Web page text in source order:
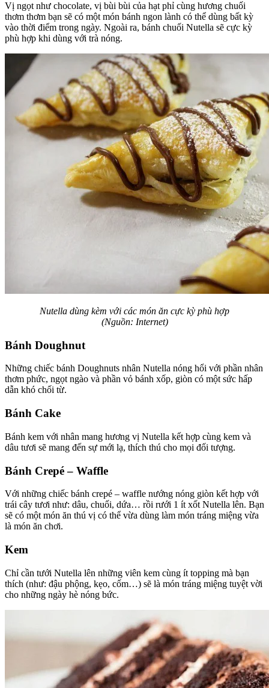
Vị ngọt như chocolate, vị bùi bùi của hạt phỉ cùng hương chuối
thơm thơm bạn sẽ có một món bánh ngon lành có thể dùng bất kỳ
vào thời điểm trong ngày. Ngoài ra, bánh chuối Nutella sẽ cực kỳ
phù hợp khi dùng với trà nóng.
Nutella dùng kèm với các món ăn cực kỳ phù hợp
(Nguồn: Internet)
Bánh Doughnut
Những chiếc bánh Doughnuts nhân Nutella nóng hổi với phần nhân
thơm phức, ngọt ngào và phần vỏ bánh xốp, giòn có một sức hấp
dẫn khó chối từ.
Bánh Cake
Bánh kem với nhân mang hương vị Nutella kết hợp cùng kem và
dâu tươi sẽ mang đến sự mới lạ, thích thú cho mọi đối tượng.
Bánh Crepé – Waffle
Với những chiếc bánh crepé – waffle nướng nóng giòn kết hợp với
trái cây tươi như: dâu, chuối, dứa… rồi rưới 1 ít xốt Nutella lên. Bạn
sẽ có một món ăn thú vị có thể vừa dùng làm món tráng miệng vừa
là món ăn chơi.
Kem
Chỉ cần tưới Nutella lên những viên kem cùng ít topping mà bạn
thích (như: đậu phộng, kẹo, cốm…) sẽ là món tráng miệng tuyệt vời
cho những ngày hè nóng bức.